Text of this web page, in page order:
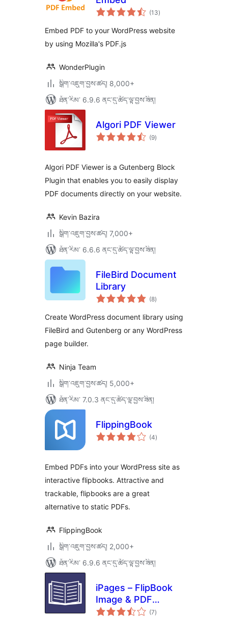
(13གདེང་
འཇོག་
ཚང་།
)
Embed PDF to your WordPress website
by using Mozilla's PDF.js
WonderPlugin
སྒྲིག་འཇུག་བྱས་ཚད། 8,000+
ཐོན་རིམ་ 6.9.6 ནང་དུ་ཚོད་ལྟ་བྱས་ཟིན།
Algori PDF Viewer
(9གདེང་
འཇོག་
)
Algori PDF Viewer is a Gutenberg Block
Plugin that enables you to easily display
PDF documents directly on your website.
Kevin Bazira
སྒྲིག་འཇུག་བྱས་ཚད། 7,000+
ཐོན་རིམ་ 6.6.6 ནང་དུ་ཚོད་ལྟ་བྱས་ཟིན།
FileBird Document
Library
(8གདེང་
འཇོག་
ཚང་།
)
Create WordPress document library using
FileBird and Gutenberg or any WordPress
page builder.
Ninja Team
སྒྲིག་འཇུག་བྱས་ཚད། 5,000+
ཐོན་རིམ་ 7.0.3 ནང་དུ་ཚོད་ལྟ་བྱས་ཟིན།
FlippingBook
(4གདེང་
འཇོག་
)
Embed PDFs into your WordPress site as
interactive flipbooks. Attractive and
trackable, flipbooks are a great
alternative to static PDFs.
FlippingBook
སྒྲིག་འཇུག་བྱས་ཚད། 2,000+
ཐོན་རིམ་ 6.9.6 ནང་དུ་ཚོད་ལྟ་བྱས་ཟིན།
iPages – FlipBook
Image & PDF
Viewer
(7གདེང་
འཇོག་
)